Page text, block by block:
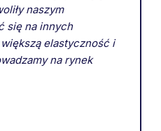
naszym
się na innych
elastyczność i
na rynek